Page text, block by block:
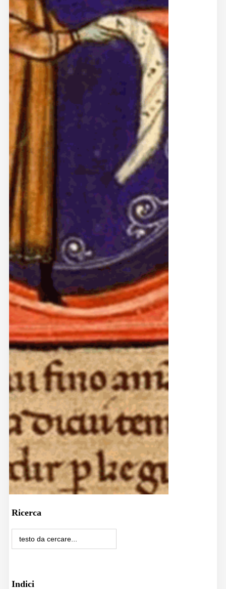
Ricerca
Indici